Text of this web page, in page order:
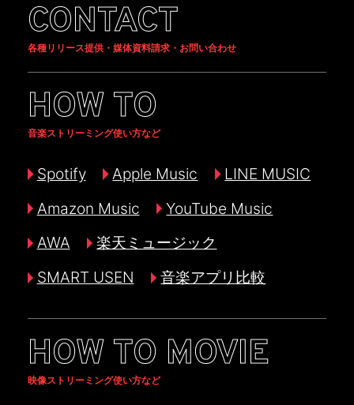
CONTACT
各種リリース提供・媒体資料請求・お問い合わせ
HOW TO
音楽ストリーミング使い方など
Spotify Apple Music
LINE MUSIC
Amazon Music
YouTube Music
AWA
楽天ミュージック
SMART USEN
音楽アプリ比較
HOW TO MOVIE
映像ストリーミング使い方など